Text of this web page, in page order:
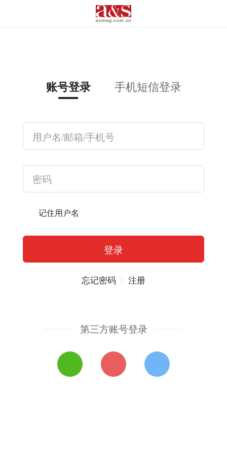
账号登录 手机短信登录
记住用户名
忘记密码 注册
第三方账号登录